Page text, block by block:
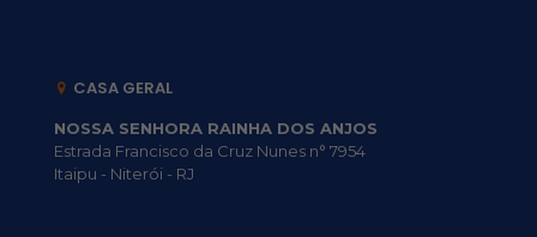
CASA GERAL
NOSSA SENHORA RAINHA DOS ANJOS
Estrada Francisco da Cruz Nunes n° 7954
Itaipu - Niterói - RJ